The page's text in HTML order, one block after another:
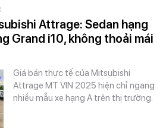
Attrage: Sedan hạng
Grand i10, không thoải mái
Giá bán thực tế của Mitsubishi
Attrage MT VIN 2025 hiện chỉ ngang
nhiều mẫu xe hạng A trên thị trường.